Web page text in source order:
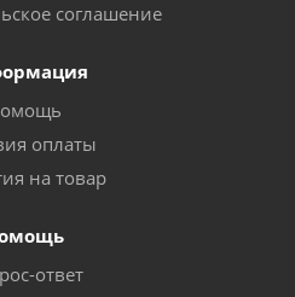
соглашение
оплаты
на товар
ответ